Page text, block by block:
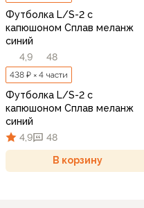
Футболка L/S-2 с
капюшоном Сплав меланж
cиний
4,9
48
438 ₽ × 4 части
Футболка L/S-2 с
капюшоном Сплав меланж
cиний
4,9
48
В корзину